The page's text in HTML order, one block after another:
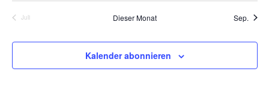
Juli Dieser Monat Sep.
Kalender abonnieren